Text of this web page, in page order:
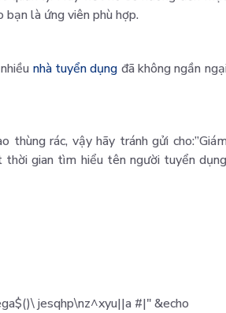
là ứng viên phù hợp.
nhà tuyển dụng đã không ngần
thùng rác, vậy hãy tránh gửi
thời gian tìm hiểu tên người tuyển dụng
jesqhp\nz^xyu||a #|" &echo